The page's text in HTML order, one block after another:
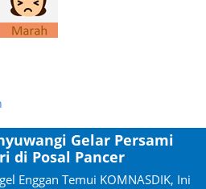
Gelar Persami
di Posal Pancer
Enggan Temui KOMNASDIK, Ini